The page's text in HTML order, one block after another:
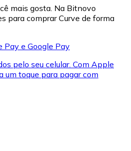
mais gosta. Na Bitnovo
para comprar Curve de forma
Pay e Google Pay
pelo seu celular. Com Apple
um toque para pagar com